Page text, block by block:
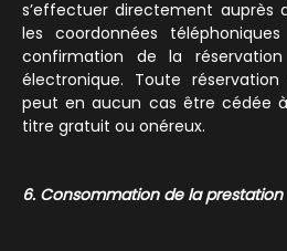
s’effectuer directement auprès
les coordonnées
confirmation de la
électronique. Toute
peut en aucun cas être cédée
titre gratuit ou onéreux.
6. Consommation de la prestation